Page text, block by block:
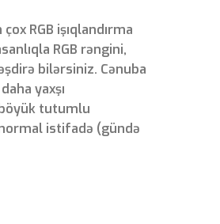
RGB işıqlandırma
RGB rəngini,
bilərsiniz. Cənuba
yaxşı
tutumlu
istifadə (gündə